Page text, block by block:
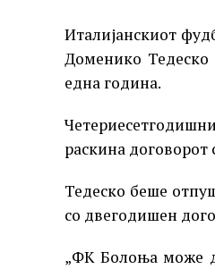
Италијанскиот
Доменико Тедеско
една година.
раскина договорот
Тедеско беше
со двегодишен
„ФК Болоња може